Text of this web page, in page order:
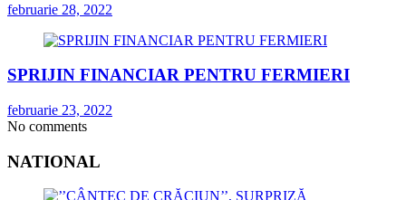
februarie 28, 2022
SPRIJIN FINANCIAR PENTRU FERMIERI
februarie 23, 2022
No comments
NATIONAL